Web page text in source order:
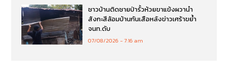
ชาวบ้านติดชายป่ารั้วห้วยขาแข้งผวานำ
สังกะสีล้อมบ้านกันเสือหลังข่าวเศร้าขย้ำ
จนท.ดับ
07/08/2026 7:16 am